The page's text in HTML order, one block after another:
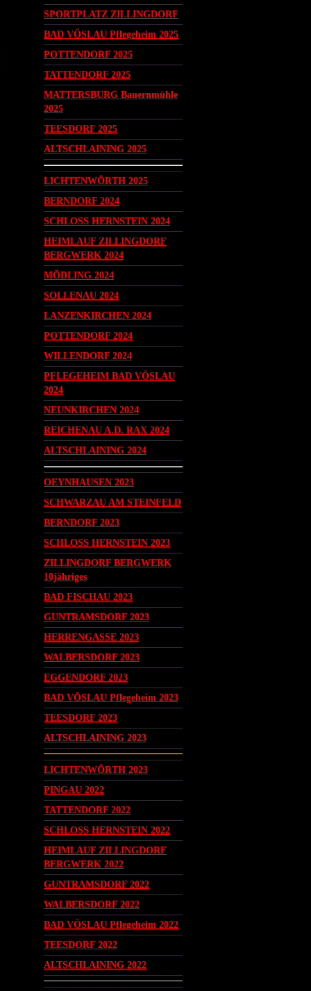
SPORTPLATZ ZILLINGDORF
BAD VÖSLAU Pflegeheim 2025
POTTENDORF 2025
TATTENDORF 2025
MATTERSBURG Bauernmühle
2025
TEESDORF 2025
ALTSCHLAINING 2025
LICHTENWÖRTH 2025
BERNDORF 2024
SCHLOSS HERNSTEIN 2024
HEIMLAUF ZILLINGDORF
BERGWERK 2024
MÖDLING 2024
SOLLENAU 2024
LANZENKIRCHEN 2024
POTTENDORF 2024
WILLENDORF 2024
PFLEGEHEIM BAD VÖSLAU
2024
NEUNKIRCHEN 2024
REICHENAU A.D. RAX 2024
ALTSCHLAINING 2024
OEYNHAUSEN 2023
SCHWARZAU AM STEINFELD
BERNDORF 2023
SCHLOSS HERNSTEIN 2023
ZILLINGDORF BERGWERK
10jähriges
BAD FISCHAU 2023
GUNTRAMSDORF 2023
HERRENGASSE 2023
WALBERSDORF 2023
EGGENDORF 2023
BAD VÖSLAU Pflegeheim 2023
TEESDORF 2023
ALTSCHLAINING 2023
LICHTENWÖRTH 2023
PINGAU 2022
TATTENDORF 2022
SCHLOSS HERNSTEIN 2022
HEIMLAUF ZILLINGDORF
BERGWERK 2022
GUNTRAMSDORF 2022
WALBERSDORF 2022
BAD VÖSLAU Pflegeheim 2022
TEESDORF 2022
ALTSCHLAINING 2022